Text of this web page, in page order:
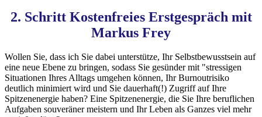
2. Schritt Kostenfreies Erstgespräch mit
Markus Frey
Wollen Sie, dass ich Sie dabei unterstütze, Ihr Selbstbewusstsein auf
eine neue Ebene zu bringen, sodass Sie gesünder mit "stressigen
Situationen Ihres Alltags umgehen können, Ihr Burnoutrisiko
deutlich minimiert wird und Sie dauerhaft(!) Zugriff auf Ihre
Spitzenenergie haben? Eine Spitzenenergie, die Sie Ihre beruflichen
Aufgaben souveräner meistern und Ihr Leben als Ganzes viel mehr